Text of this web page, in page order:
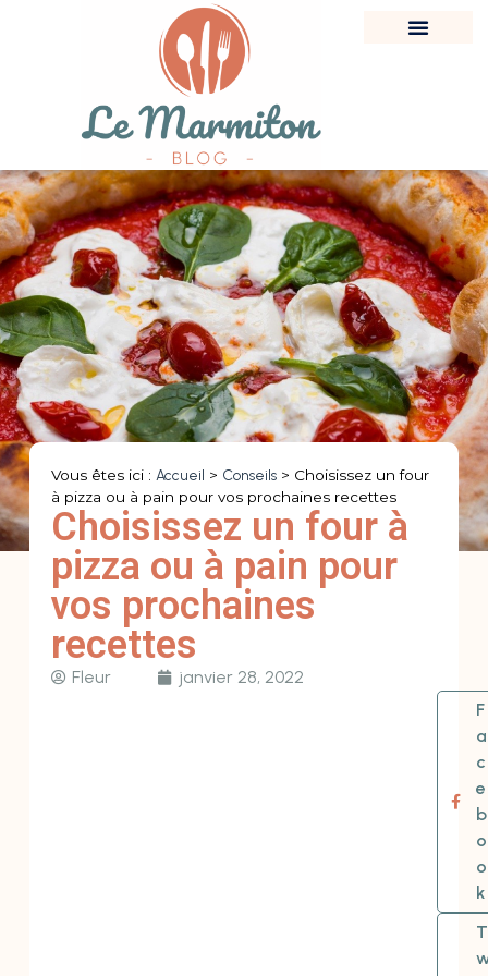
Vous êtes ici : Accueil > Conseils> Choisissez un four
à pizza ou à pain pour vos prochaines recettes
Choisissez un four à
pizza ou à pain pour
vos prochaines
recettes
Fleur janvier 28, 2022
F
a
c
e
b
o
o
k
T